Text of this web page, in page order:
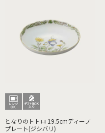
となりのトトロ 19.5cmディープ
プレート(ジシバリ)